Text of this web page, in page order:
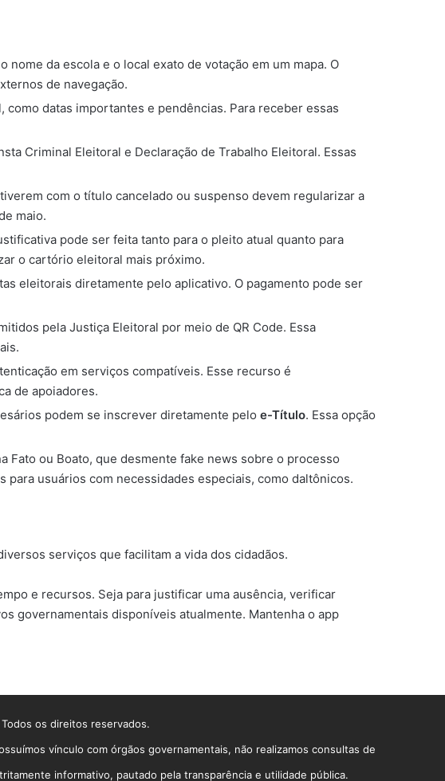
da escola e o local exato de votação em um mapa. O
de navegação.
datas importantes e pendências. Para receber essas
Criminal Eleitoral e Declaração de Trabalho Eleitoral. Essas
com o título cancelado ou suspenso devem regularizar a
maio.
pode ser feita tanto para o pleito atual quanto para
o cartório eleitoral mais próximo.
eleitorais diretamente pelo aplicativo. O pagamento pode ser
pela Justiça Eleitoral por meio de QR Code. Essa
em serviços compatíveis. Esse recurso é
de apoiadores.
podem se inscrever diretamente pelo e-Título. Essa opção
Fato ou Boato, que desmente fake news sobre o processo
usuários com necessidades especiais, como daltônicos.
serviços que facilitam a vida dos cidadãos.
e recursos. Seja para justificar uma ausência, verificar
governamentais disponíveis atualmente. Mantenha o app
os direitos reservados.
vínculo com órgãos governamentais, não realizamos consultas de
informativo, pautado pela transparência e utilidade pública.